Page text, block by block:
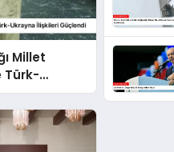
Millet
Türk-